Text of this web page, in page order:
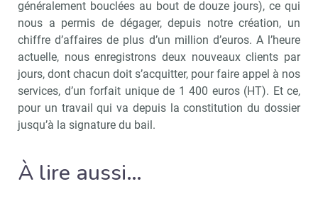
généralement bouclées au bout de douze jours), ce qui
nous a permis de dégager, depuis notre création, un
chiffre d’affaires de plus d’un million d’euros. A l’heure
actuelle, nous enregistrons deux nouveaux clients par
jours, dont chacun doit s’acquitter, pour faire appel à nos
services, d’un forfait unique de 1 400 euros (HT). Et ce,
pour un travail qui va depuis la constitution du dossier
jusqu’à la signature du bail.
À lire aussi…
Valider
Non merci, je reçois déjà
Je déciderai plus
tard